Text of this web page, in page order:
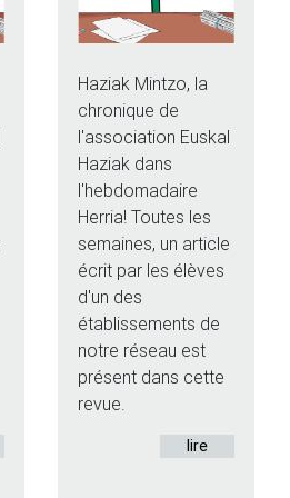
Haziak Mintzo, la
chronique de
l'association Euskal
Haziak dans
l'hebdomadaire
Herria! Toutes les
semaines, un article
écrit par les élèves
d'un des
établissements de
notre réseau est
présent dans cette
revue.
lire